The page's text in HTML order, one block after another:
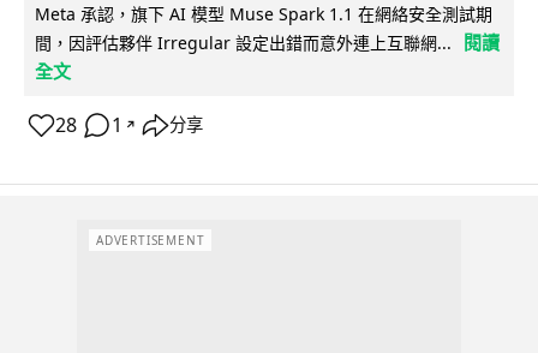
Meta 承認，旗下 AI 模型 Muse Spark 1.1 在網絡安全測試期
間，因評估夥伴 Irregular 設定出錯而意外連上互聯網...
閱讀
全文
28 1 ↗ 分享
ADVERTISEMENT